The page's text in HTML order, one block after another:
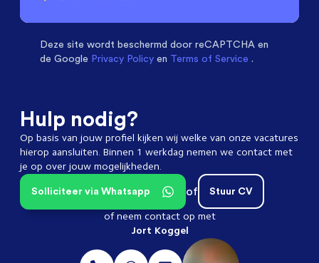
Deze site wordt beschermd door reCAPTCHA en
de Google Privacy Policy en Terms of Service .
Hulp nodig?
Op basis van jouw profiel kijken wij welke van onze vacatures
hierop aansluiten. Binnen 1 werkdag nemen we contact met
je op over jouw mogelijkheden.
Stuur CV
of
Solliciteer via Whatsapp
of neem contact op met
Jort Koggel